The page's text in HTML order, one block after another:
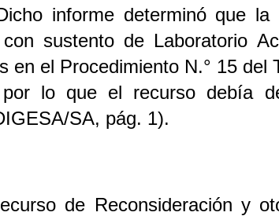
informe determinó que la
con sustento de Laboratorio
el Procedimiento N.° 15 del
lo que el recurso debía
SA, pág. 1).
de Reconsideración y